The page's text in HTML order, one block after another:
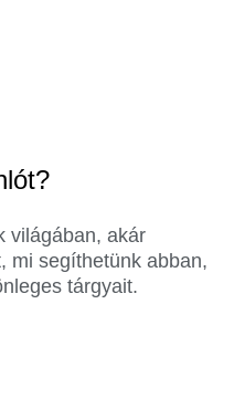
világában, akár
mi segíthetünk abban,
tárgyait.